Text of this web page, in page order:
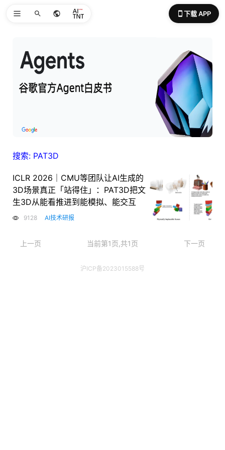
下载 APP
搜索: PAT3D
ICLR 2026｜CMU等团队让AI生成的
3D场景真正「站得住」：PAT3D把文
生3D从能看推进到能模拟、能交互
9128 AI技术研报
上一页 当前第1页,共1页 下一页
沪ICP备2023015588号